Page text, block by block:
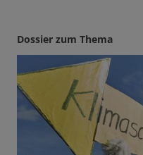
Dossier zum Thema